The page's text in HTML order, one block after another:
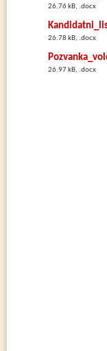
26.76 kB, .docx
26.78 kB, .docx
26.97 kB, .docx